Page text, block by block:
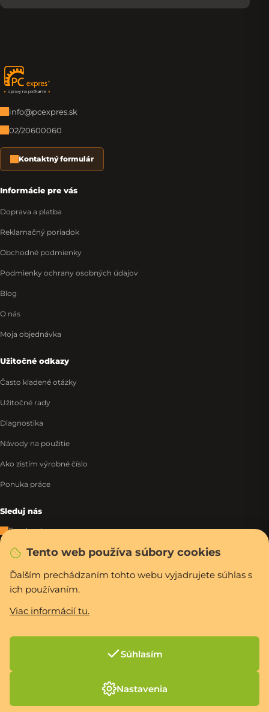
Tento web používa súbory cookies
Ďalším prechádzaním tohto webu vyjadrujete súhlas s
ich používaním.
Viac informácií tu.
Súhlasím
Nastavenia
Zápätie
info@pcexpres.sk
02/20600060
Kontaktný formulár
Informácie pre vás
Doprava a platba
Reklamačný poriadok
Obchodné podmienky
Podmienky ochrany osobných údajov
Blog
O nás
Moja objednávka
Užitočné odkazy
Často kladené otázky
Užitočné rady
Diagnostika
Návody na použitie
Ako zistím výrobné číslo
Ponuka práce
Sleduj nás
Facebook
Instagram
Tiktok
WhatsApp
PCexpres.sk. Všetky práva vyhradené.